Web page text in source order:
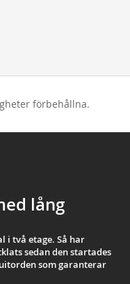
förbehållna.
lång
i två etage. Så har
sedan den startades
som garanterar